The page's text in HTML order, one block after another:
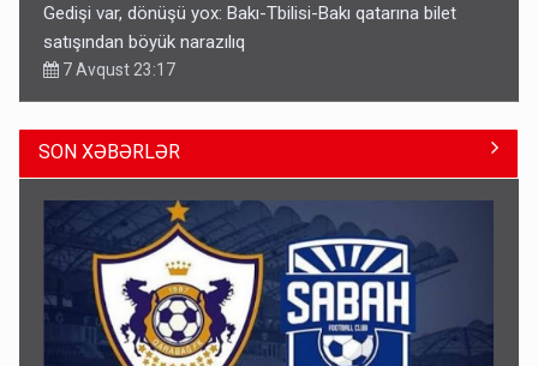
Gedişi var, dönüşü yox: Bakı-Tbilisi-Bakı qatarına bilet
satışından böyük narazılıq
7 Avqust 23:17
SON XƏBƏRLƏR